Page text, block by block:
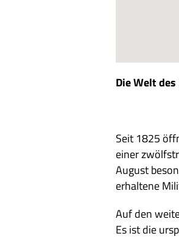
Die Welt
Seit 1825
einer
August
erhal­tene
Auf den
Es ist die